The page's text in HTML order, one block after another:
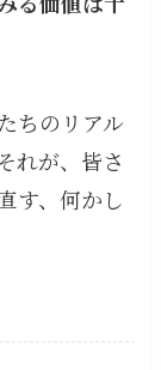
ちのリアル
れが、皆さ
す、何かし